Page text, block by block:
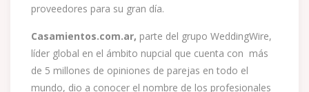
proveedores para su gran día.
Casamientos.com.ar, parte del grupo WeddingWire,
líder global en el ámbito nupcial que cuenta con más
de 5 millones de opiniones de parejas en todo el
mundo, dio a conocer el nombre de los profesionales